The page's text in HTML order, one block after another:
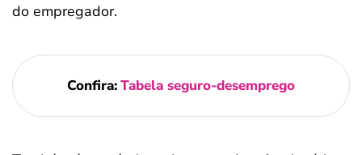
do empregador.
Confira:Tabela seguro-desemprego